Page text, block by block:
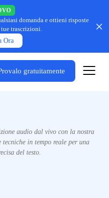
domanda e ottieni risposte
trascrizioni.
Ora
gratuitamente
audio dal vivo con la nostra
in tempo reale per una
del testo.